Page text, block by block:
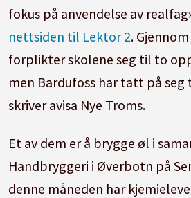
fokus på anvendelse av
nettsiden til Lektor 2.
forplikter skolene seg til to
men Bardufoss har tatt på
skriver avisa Nye Troms.
Et av dem er å brygge øl i
Handbryggeri i Øverbotn på
denne måneden har